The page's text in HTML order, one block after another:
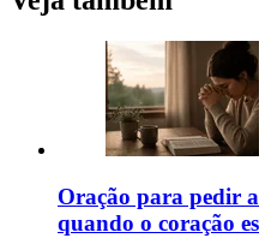
Oração para pedir
quando o coração